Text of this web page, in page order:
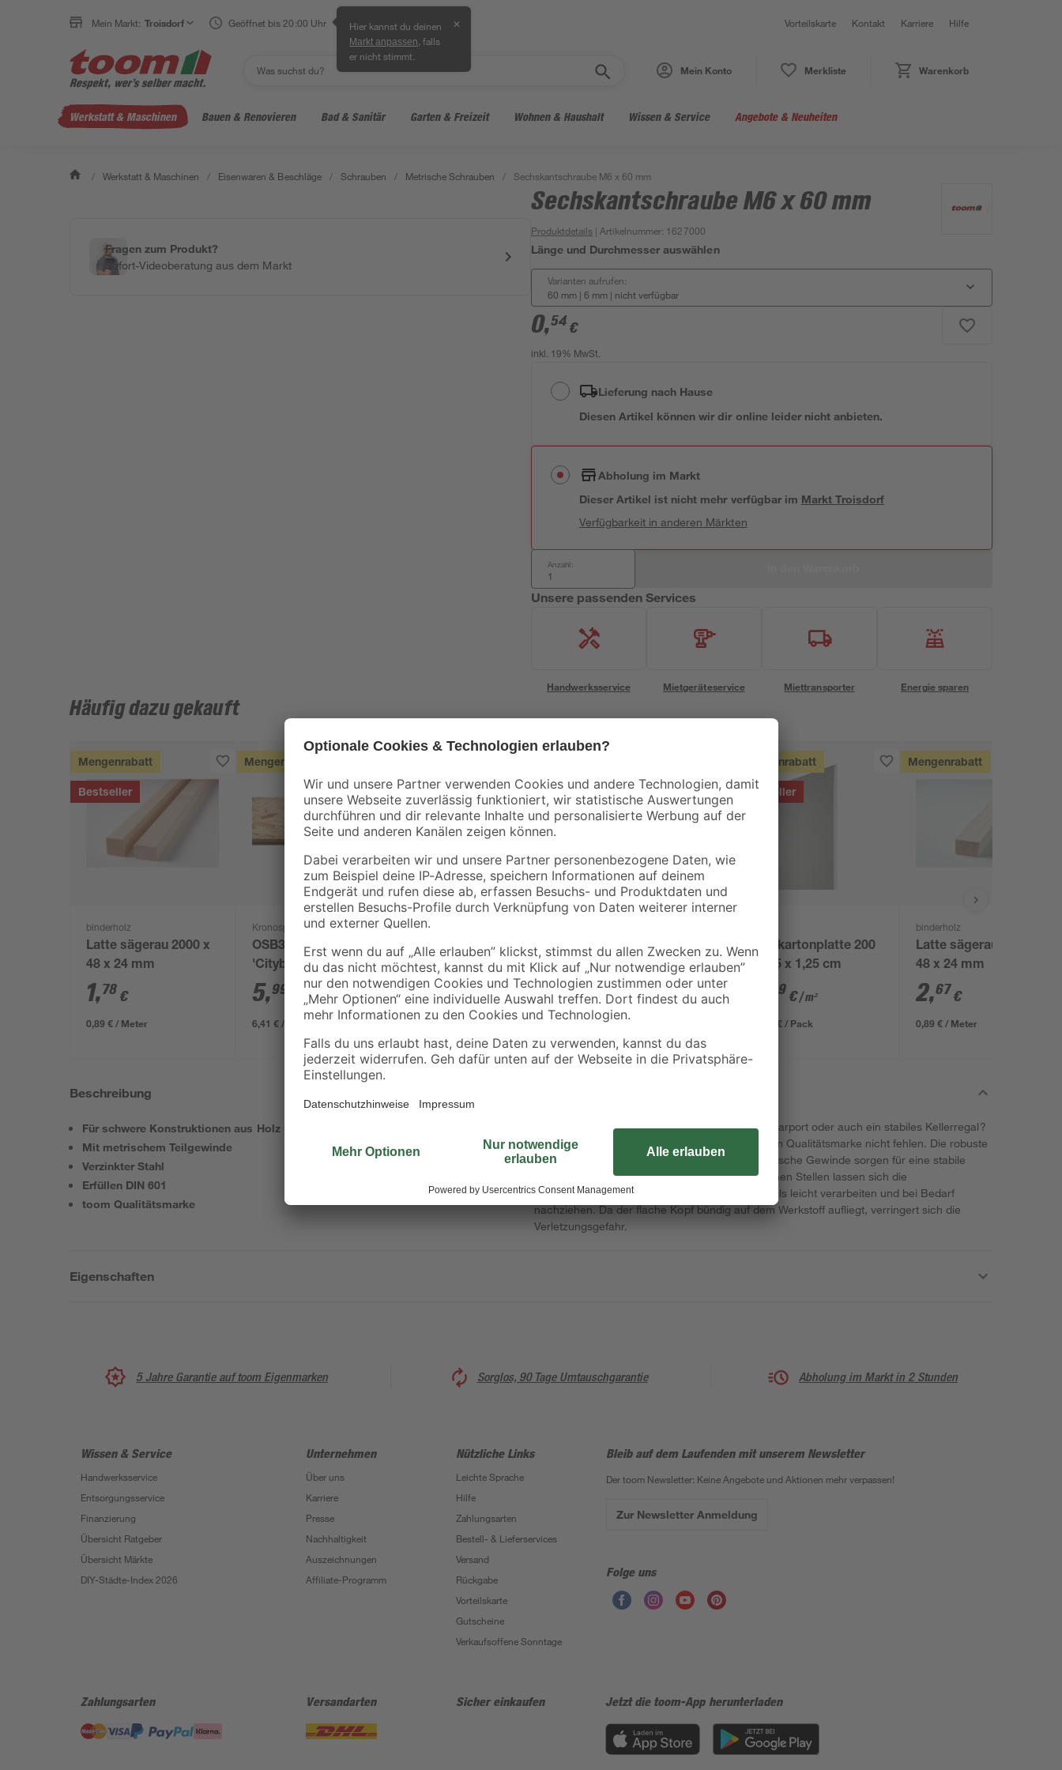
Mein Markt: Troisdorf Geöffnet bis 20:00 Uhr Hier kannst du deinen
Markt anpassen , falls
er nicht stimmt.
✕ Vorteilskarte Kontakt Karriere Hilfe
Mein Konto Merkliste Warenkorb
Werkstatt & Maschinen Bauen & Renovieren Bad & Sanitär Garten & Freizeit Wohnen & Haushalt Wissen & Service Angebote & Neuheiten
/ Werkstatt & Maschinen / Eisenwaren & Beschläge / Schrauben / Metrische Schrauben / Sechskantschraube M6 x 60 mm
Fragen zum Produkt?
Sofort-Videoberatung aus dem Markt
Sechskantschraube M6 x 60 mm
Produktdetails | Artikelnummer: 1627000
Länge und Durchmesser auswählen
Varianten aufrufen:
60 mm | 6 mm | nicht verfügbar
0,54 €
inkl. 19% MwSt.
Lieferung nach Hause
Diesen Artikel können wir dir online leider nicht anbieten.
Abholung im Markt
Dieser Artikel ist nicht mehr verfügbar im Markt Troisdorf
Verfügbarkeit in anderen Märkten
Anzahl:
Unsere passenden Services
Handwerksservice Mietgeräteservice Miettransporter Energie sparen
Häufig dazu gekauft
Mengenrabatt
Bestseller
binderholz
Latte sägerau 2000 x
48 x 24 mm
1,78 €
0,89 € / Meter
Mengenrabatt
Kronospan
OSB3-Verlegeplatte
'Cityboard'
ungeschliffen 1690 x
634 x 12 mm
5,99
/ m²
6,41 € / Pack
Bestseller
binderholz
Rahmen sägerau
2000 x 58 x 38 mm
3,98€
1,99 € / Meter
Latte sägerau 2500 x
48 x 24 mm
2,23 €
0,89 € / Meter
Mengenrabatt
Bestseller
Gipskartonplatte 200
x 125 x 1,25 cm
49 €/ m²
11,23 € / Pack
Mengenrabatt
binderholz
Latte sägerau 3000 x
48 x 24 mm
2,67€
0,89 € / Meter
Beschreibung
Für schwere Konstruktionen aus Holz und Metall
Mit metrischem Teilgewinde
Verzinkter Stahl
Erfüllen DIN 601
toom Qualitätsmarke
Eine neue Schaukel für den Garten, ein neues Carport oder auch ein stabiles Kellerregal?
Da dürfen die Sechskantschrauben unserer toom Qualitätsmarke nicht fehlen. Die robuste
Verarbeitung aus verzinktem Stahl und das metrische Gewinde sorgen für eine stabile
Schraubverbindung. Auch an schwer zugänglichen Stellen lassen sich die
Sechskantschrauben mittels eines Maulschlüssels leicht verarbeiten und bei Bedarf
nachziehen. Da der flache Kopf bündig auf dem Werkstoff aufliegt, verringert sich die
Verletzungsgefahr.
Eigenschaften
5 Jahre Garantie auf toom Eigenmarken Sorglos, 90 Tage Umtauschgarantie Abholung im Markt in 2 Stunden
Wissen & Service
Handwerksservice
Entsorgungsservice
Finanzierung
Übersicht Ratgeber
Übersicht Märkte
DIY-Städte-Index 2026
Unternehmen
Über uns
Karriere
Presse
Nachhaltigkeit
Auszeichnungen
Affiliate-Programm
Nützliche Links
Leichte Sprache
Hilfe
Zahlungsarten
Bestell- & Lieferservices
Versand
Rückgabe
Vorteilskarte
Gutscheine
Verkaufsoffene Sonntage
Bleib auf dem Laufenden mit unserem Newsletter
Der toom Newsletter: Keine Angebote und Aktionen mehr verpassen!
Zur Newsletter Anmeldung
Folge uns
Zahlungsarten Versandarten Sicher einkaufen Jetzt die toom-App herunterladen